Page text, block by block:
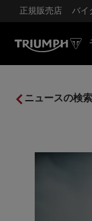
正規販売店 バイ
ニュースの検